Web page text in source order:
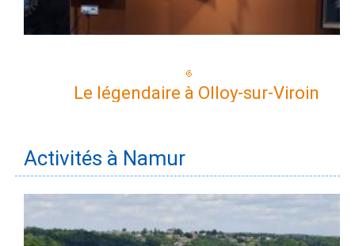
Le légendaire à Olloy-sur-Viroin
Activités à Namur